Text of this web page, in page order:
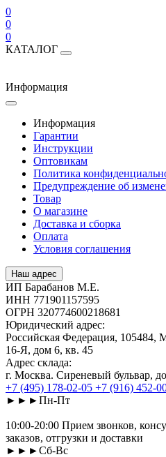
0
0
0
КАТАЛОГ
Информация
Информация
Гарантии
Инструкции
Оптовикам
Политика
Предупреждение об
Товар
О магазине
Доставка и сборка
Оплата
Условия соглашения
Наш адрес
ИП Барабанов М.Е.
ИНН 771901157595
ОГРН 320774600218681
Юридический адрес:
Российская Федерация,
16-Я, дом 6, кв. 45
Адрес склада:
г. Москва. Сиреневый бульвар,
+7 (495) 178-02-05 +7 (916) 452-
►►►Пн-Пт
10:00-20:00 Прием звонков,
заказов, отгрузки и доставки
►►►Сб-Вс